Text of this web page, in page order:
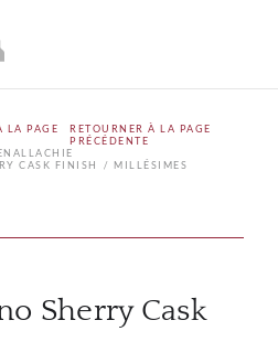
RETOURNER À LA PAGE
PRÉCÉDENTE
CASK FINISH
MILLÉSIMES
Sherry Cask